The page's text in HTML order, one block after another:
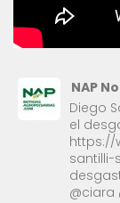
NAP
Diego
el
https://
@ciara